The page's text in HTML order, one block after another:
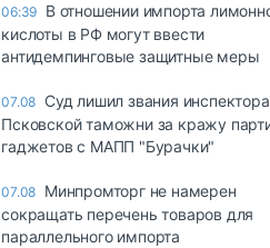
06:39 В отношении импорта
кислоты в РФ могут ввести
антидемпинговые защитные меры
07.08 Суд лишил звания инспектора
Псковской таможни за кражу
гаджетов с МАПП "Бурачки"
07.08 Минпромторг не намерен
сокращать перечень товаров для
параллельного импорта